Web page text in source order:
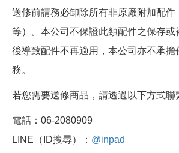
送修前請務必卸除所有非原廠附加配件
等）。本公司不保證此類配件之保存或
後導致配件不再適用，本公司亦不承擔
務。
若您需要送修商品，請透過以下方式聯
電話：06-2080909
LINE（ID搜尋）： @inpad